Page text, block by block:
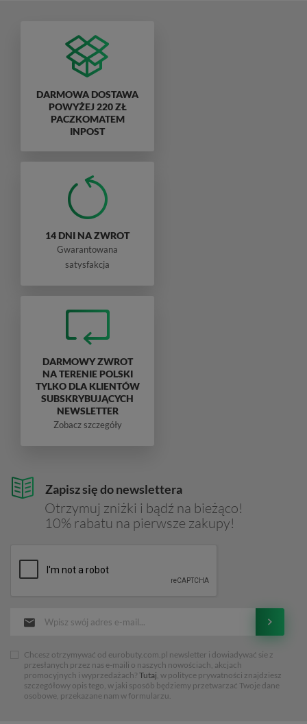
Zapisz się do newslettera
Otrzymuj zniżki i bądź na bieżąco!
10% rabatu na pierwsze zakupy!
Chcesz otrzymywać od eurobuty.com.pl newsletter i dowiadywać sie z
przesłanych przez nas e-maili o naszych nowościach, akcjach
promocyjnych i wyprzedażach? Tutaj, w polityce prywatności znajdziesz
szczegółowy opis tego, w jaki sposób będziemy przetwarzać Twoje dane
osobowe, przekazane nam w formularzu.
DARMOWA DOSTAWA
POWYŻEJ 220 ZŁ
PACZKOMATEM
INPOST
14 DNI NA ZWROT
Gwarantowana
satysfakcja
DARMOWY ZWROT
NA TERENIE POLSKI
TYLKO DLA KLIENTÓW
SUBSKRYBUJĄCYCH
NEWSLETTER
Zobacz szczegóły